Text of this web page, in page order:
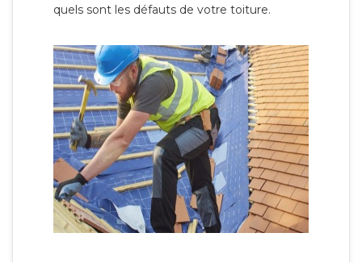
quels sont les défauts de votre toiture.